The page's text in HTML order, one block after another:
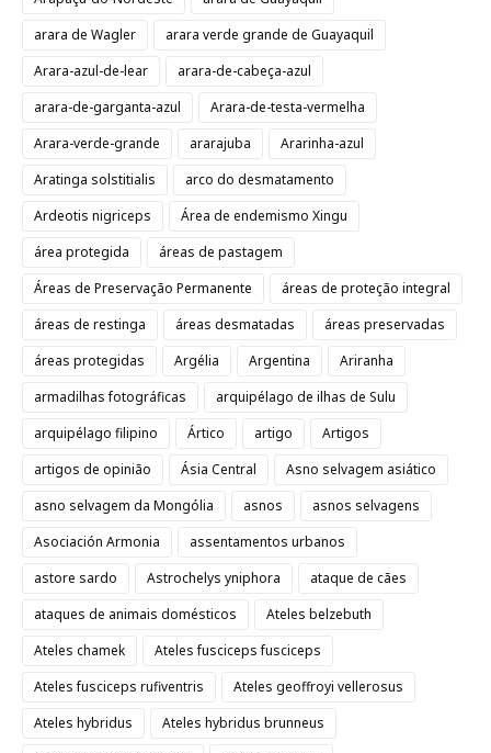
arara de Wagler
arara verde grande de Guayaquil
Arara-azul-de-lear
arara-de-cabeça-azul
arara-de-garganta-azul
Arara-de-testa-vermelha
Arara-verde-grande
ararajuba
Ararinha-azul
Aratinga solstitialis
arco do desmatamento
Ardeotis nigriceps
Área de endemismo Xingu
área protegida
áreas de pastagem
Áreas de Preservação Permanente
áreas de proteção integral
áreas de restinga
áreas desmatadas
áreas preservadas
áreas protegidas
Argélia Argentina
Ariranha
armadilhas fotográficas
arquipélago de ilhas de Sulu
arquipélago filipino
Ártico artigo
Artigos
artigos de opinião
Ásia Central
Asno selvagem asiático
asno selvagem da Mongólia
asnos
asnos selvagens
Asociación Armonia
assentamentos urbanos
astore sardo
Astrochelys yniphora
ataque de cães
ataques de animais domésticos
Ateles belzebuth
Ateles chamek
Ateles fusciceps fusciceps
Ateles fusciceps rufiventris
Ateles geoffroyi vellerosus
Ateles hybridus
Ateles hybridus brunneus